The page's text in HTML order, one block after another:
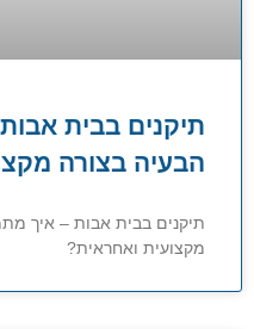
תיקנים בבית
הבעיה בצורה
תיקנים בבית אבות – איך
מקצועית ואחראית?